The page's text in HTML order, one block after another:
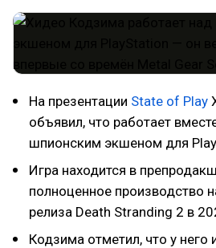
На презентации State of Play
объявил, что работает
шпионским экшеном для
Игра находится в
полноценное производство
релиза Death Stranding 2 в
Кодзима отметил, что у него